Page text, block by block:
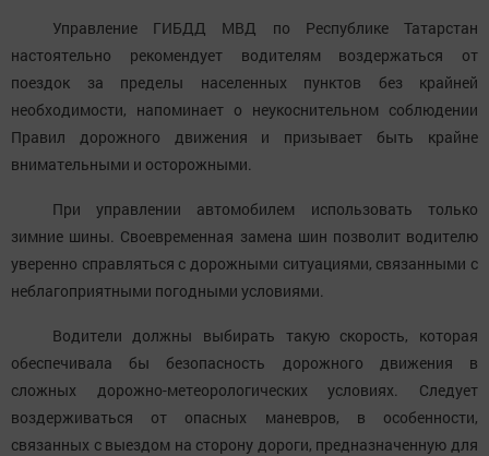
Управление ГИБДД МВД по Республике Татарстан
настоятельно рекомендует водителям воздержаться от
поездок за пределы населенных пунктов без крайней
необходимости, напоминает о неукоснительном соблюдении
Правил дорожного движения и призывает быть крайне
внимательными и осторожными.
При управлении автомобилем использовать только
зимние шины. Своевременная замена шин позволит водителю
уверенно справляться с дорожными ситуациями, связанными с
неблагоприятными погодными условиями.
Водители должны выбирать такую скорость, которая
обеспечивала бы безопасность дорожного движения в
сложных дорожно-метеорологических условиях. Следует
воздерживаться от опасных маневров, в особенности,
связанных с выездом на сторону дороги, предназначенную для